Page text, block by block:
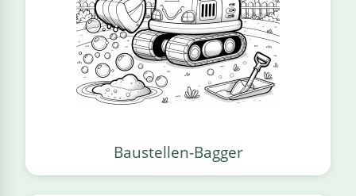
Baustellen-Bagger